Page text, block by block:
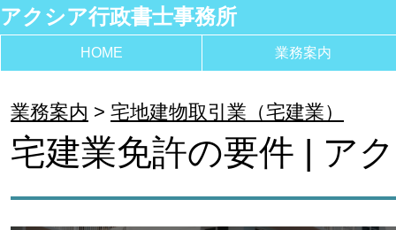
アクシア行政書士事務所
HOME 業務案内
業務案内 宅地建物取引業（宅建業）
宅建業免許の要件 | ア